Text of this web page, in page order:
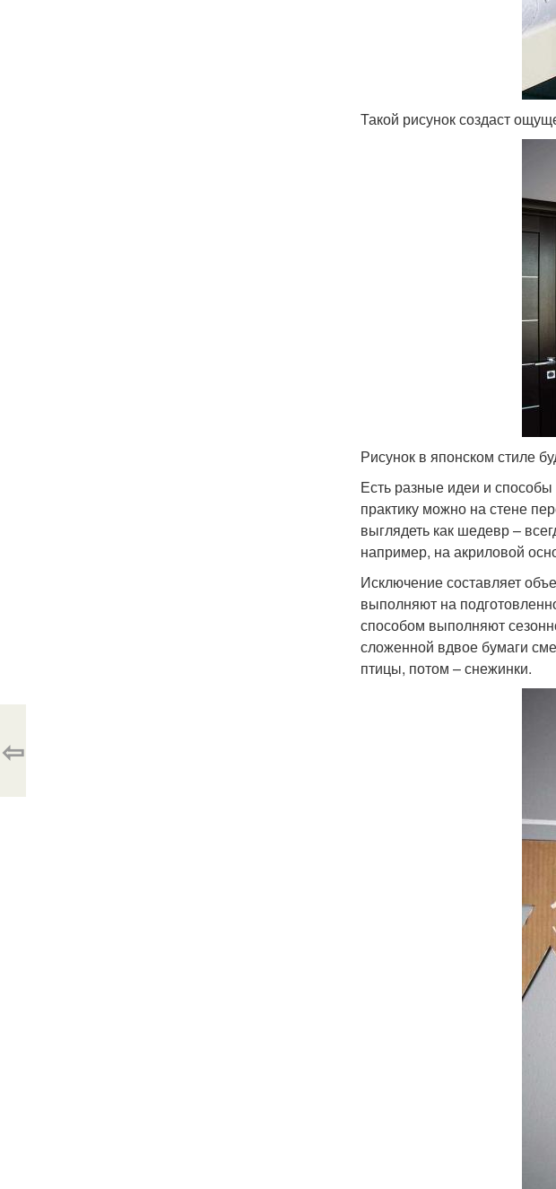
Такой рисунок создаст
Рисунок в японском стиле
Есть разные идеи и
практику можно на стене
выглядеть как шедевр –
например, на акриловой
Исключение составляет
выполняют на
способом выполняют
сложенной вдвое бумаги
птицы, потом – снежинки.
⇦